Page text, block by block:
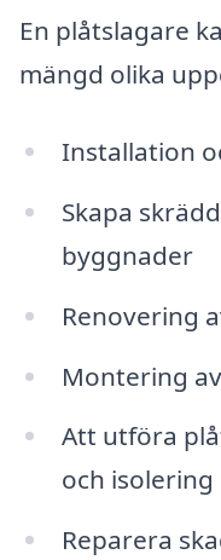
En plåtslagare
mängd olika
Installation
Skapa
byggnader
Renovering
Montering
Att utföra
och isolering
Reparera